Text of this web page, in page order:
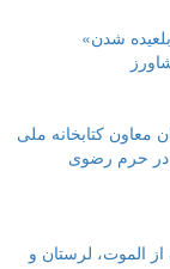
شدن»
معاون کتابخانه ملی
در حرم رضوی
الموت، لرستان و